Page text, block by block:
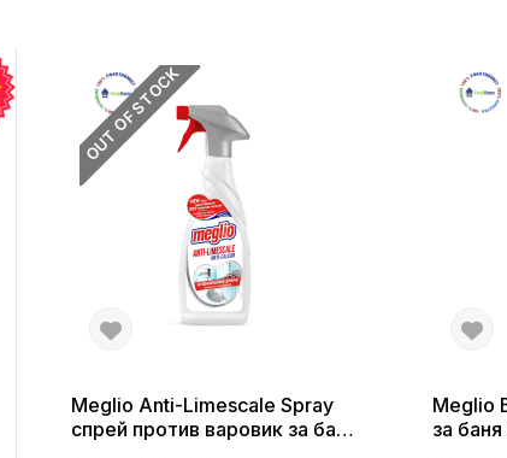
OUT OF STOCK
Meglio Anti-Limescale Spray
спрей против варовик за баня
Meglio
за